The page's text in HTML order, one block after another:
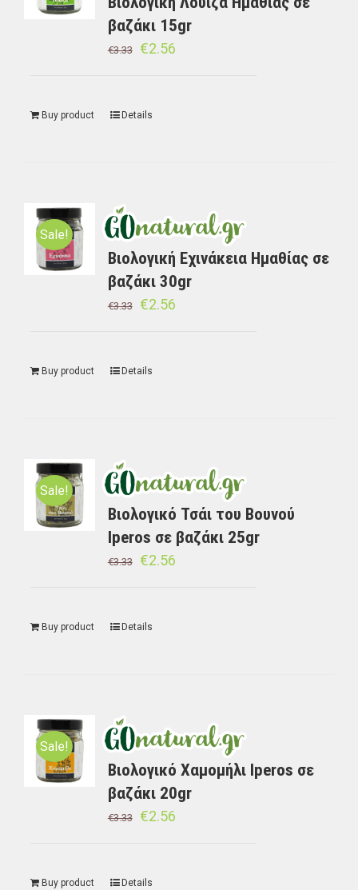
βαζάκι 15gr
€3.33 €2.56
Buy product Details
Sale!
Βιολογική Εχινάκεια Ημαθίας σε
βαζάκι 30gr
€3.33 €2.56
Buy product Details
Sale!
Βιολογικό Τσάι του Βουνού
Iperos σε βαζάκι 25gr
€3.33 €2.56
Buy product Details
Sale!
Βιολογικό Χαμομήλι Iperos σε
βαζάκι 20gr
€3.33 €2.56
Buy product Details